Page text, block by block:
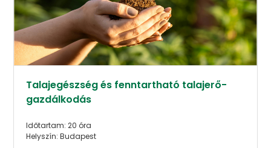
Talajegészség és fenntartható talajerő-
gazdálkodás
Időtartam: 20 óra
Helyszín: Budapest